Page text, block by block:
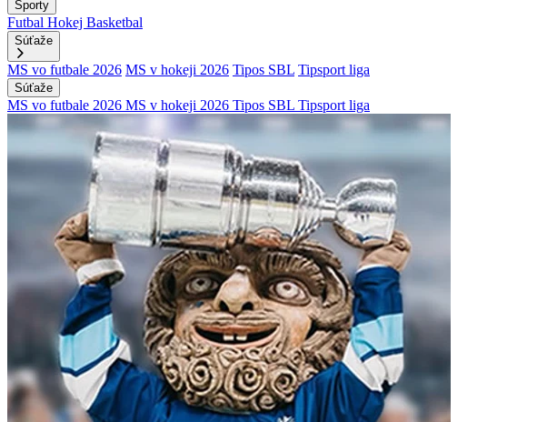
Športy
Futbal Hokej Basketbal
Súťaže
MS vo futbale 2026 MS v hokeji 2026 Tipos SBL Tipsport liga
Súťaže
MS vo futbale 2026 MS v hokeji 2026 Tipos SBL Tipsport liga